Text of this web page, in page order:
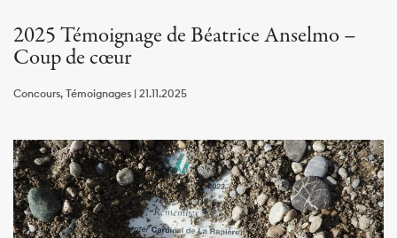
2025 Témoignage de Béatrice Anselmo –
Coup de cœur
Concours, Témoignages | 21.11.2025